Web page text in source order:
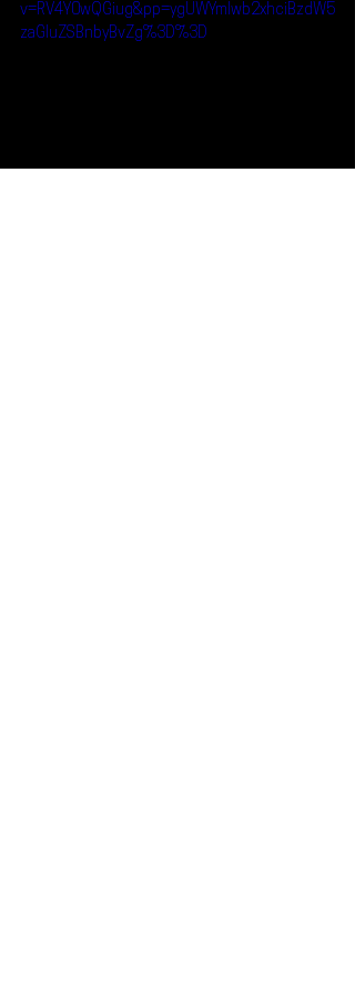
v=RV4Y0wQGiug&pp=ygUWYmlwb2xhciBzdW5
zaGluZSBnbyBvZg%3D%3D